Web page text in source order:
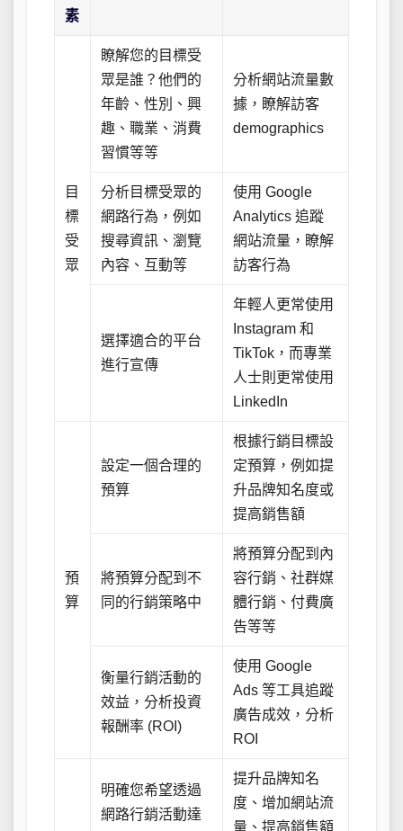
素
目
標
受
眾
瞭解您的目標受
眾是誰？他們的
年齡、性別、興
趣、職業、消費
習慣等等
分析網站流量數
據，瞭解訪客
demographics
分析目標受眾的
網路行為，例如
搜尋資訊、瀏覽
內容、互動等
使用 Google
Analytics 追蹤
網站流量，瞭解
訪客行為
選擇適合的平台
進行宣傳
年輕人更常使用
Instagram 和
TikTok，而專業
人士則更常使用
LinkedIn
預
算
設定一個合理的
預算
根據行銷目標設
定預算，例如提
升品牌知名度或
提高銷售額
將預算分配到不
同的行銷策略中
將預算分配到內
容行銷、社群媒
體行銷、付費廣
告等等
衡量行銷活動的
效益，分析投資
報酬率 (ROI)
使用 Google
Ads 等工具追蹤
廣告成效，分析
ROI
明確您希望透過
網路行銷活動達
提升品牌知名
度、增加網站流
量、提高銷售額